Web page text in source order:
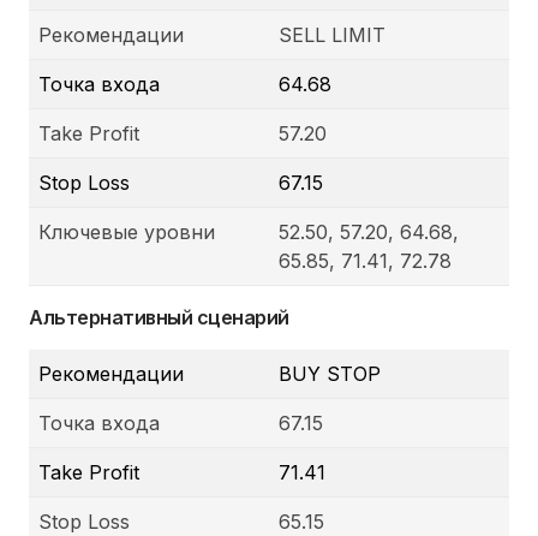
Рекомендации SELL LIMIT
Точка входа 64.68
Take Profit 57.20
Stop Loss 67.15
Ключевые уровни
52.50, 57.20, 64.68,
65.85, 71.41, 72.78
Альтернативный сценарий
Рекомендации BUY STOP
Точка входа 67.15
Take Profit 71.41
Stop Loss 65.15